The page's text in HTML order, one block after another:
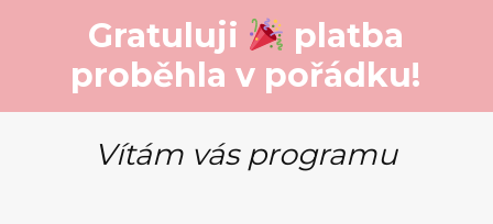
Gratuluji
platba
proběhla v pořádku!
Vítám vás programu